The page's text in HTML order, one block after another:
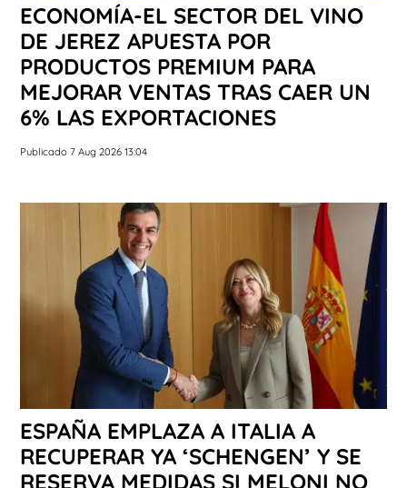
ECONOMÍA-EL SECTOR DEL VINO
DE JEREZ APUESTA POR
PRODUCTOS PREMIUM PARA
MEJORAR VENTAS TRAS CAER UN
6% LAS EXPORTACIONES
Publicado 7 Aug 2026 13:04
ESPAÑA EMPLAZA A ITALIA A
RECUPERAR YA ‘SCHENGEN’ Y SE
RESERVA MEDIDAS SI MELONI NO